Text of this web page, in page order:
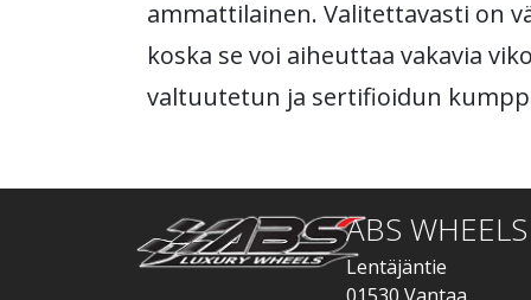
ammattilainen. Valitettavasti on
koska se voi aiheuttaa vakavia
valtuutetun ja sertifioidun
ABS WHEELS
Lentäjäntie